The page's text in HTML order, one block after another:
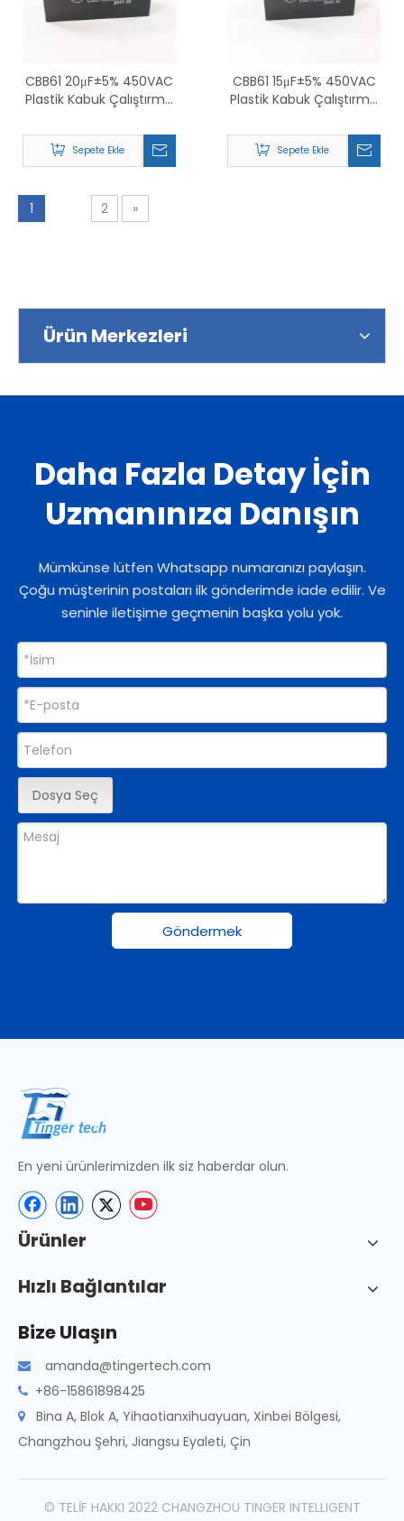
CBB61 20μF±5% 450VAC
Plastik Kabuk Çalıştırma
Sepete Ekle
CBB61 15μF±5% 450VAC
Plastik Kabuk Çalıştırma
Sepete Ekle
1 2 »
Ürün Merkezleri
Daha Fazla Detay İçin
Uzmanınıza Danışın
Mümkünse lütfen Whatsapp numaranızı paylaşın.
Çoğu müşterinin postaları ilk gönderimde iade edilir. Ve
seninle iletişime geçmenin başka yolu yok.
Dosya Seç
Göndermek
En yeni ürünlerimizden ilk siz haberdar olun.
Ürünler
Hızlı Bağlantılar
Bize Ulaşın
 amanda@tingertech.com
 +86-15861898425

Bina A, Blok A, Yihaotianxihuayuan, Xinbei Bölgesi,
Changzhou Şehri, Jiangsu Eyaleti, Çin
© TELİF HAKKI 2022 CHANGZHOU TINGER INTELLIGENT